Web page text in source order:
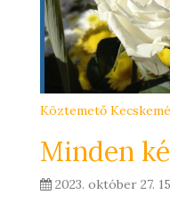
Köztemető
Minden
2023. október 27.